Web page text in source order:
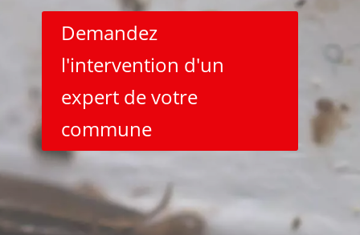
Demandez
l'intervention d'un
expert de votre
commune